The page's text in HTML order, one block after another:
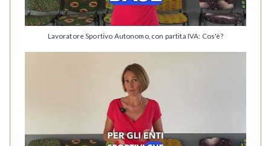
Lavoratore Sportivo Autonomo, con partita IVA: Cos'è?